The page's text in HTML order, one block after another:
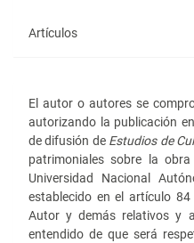
Artículos
El autor o autores se
autorizando la publicación
de difusión de Estudios de
patrimoniales sobre la
Universidad Nacional
establecido en el artículo
Autor y demás relativos y
entendido de que será